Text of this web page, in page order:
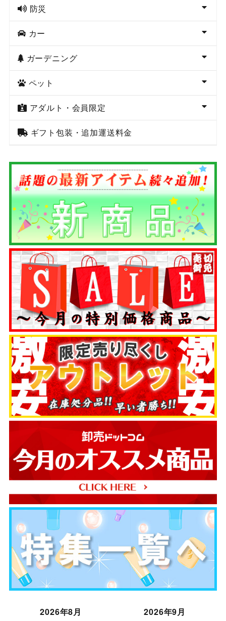
防災
カー
ガーデニング
ペット
アダルト・会員限定
ギフト包装・追加運送料金
2026年8月
2026年9月